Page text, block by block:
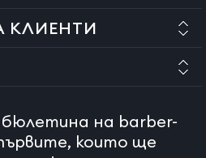
можете да захванете лента.
за восъка.
което отстранете лентата.
КЛИЕНТИ
на barber-
които ще